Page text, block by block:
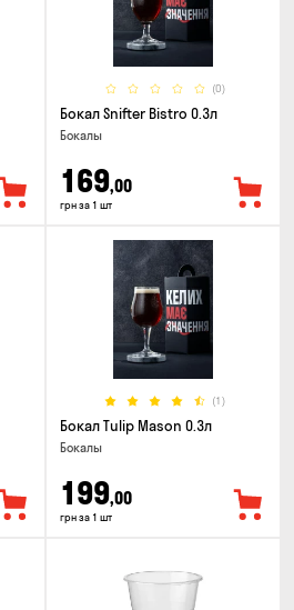
(0)
Бокал Snifter Bistro 0.3л
Бокалы
169,00
грн за 1 шт
(1)
Бокал Tulip Mason 0.3л
Бокалы
199,00
грн за 1 шт